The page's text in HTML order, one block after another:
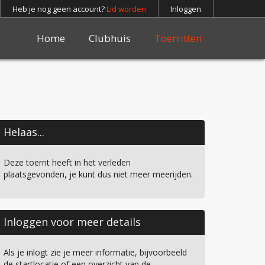
Heb je nog geen account?Lid worden Inloggen
Home Clubhuis Toerritten
Helaas...
Deze toerrit heeft in het verleden
plaatsgevonden, je kunt dus niet meer meerijden.
Inloggen voor meer details
Als je inlogt zie je meer informatie, bijvoorbeeld